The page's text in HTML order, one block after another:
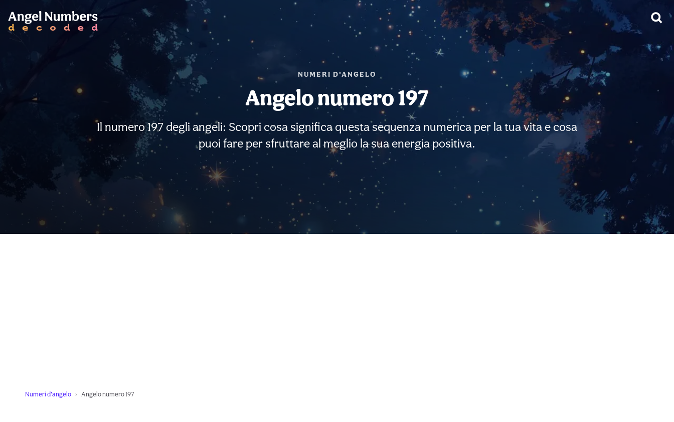
NUMERI D'ANGELO
Angelo numero 197
Il numero 197 degli angeli: Scopri cosa significa questa sequenza numerica per la tua vita e cosa
puoi fare per sfruttare al meglio la sua energia positiva.
Numeri d'angelo Angelo numero 197